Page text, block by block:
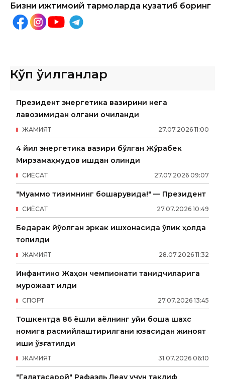
Бизни ижтимоий тармоқларда кузатиб боринг
Кўп ўқилганлар
Президент энергетика вазирини нега
лавозимидан олгани очиқланди
27.07.2026 11:00
ЖАМИЯТ
4 йил энергетика вазири бўлган Жўрабек
Мирзамаҳмудов ишдан олинди
27.07.2026 09:07
СИËСАТ
"Муаммо тизимнинг бошқарувида!" — Президент
27.07.2026 10:49
СИËСАТ
Бедарак йўқолган эркак ишхонасида ўлик ҳолда
топилди
28.07.2026 11:32
ЖАМИЯТ
Инфантино Жаҳон чемпионати танқидчиларига
мурожаат қилди
27.07.2026 13:45
СПОРТ
Тошкентда 86 ёшли аёлнинг уйи бошқа шахс
номига расмийлаштирилгани юзасидан жиноят
иши қўзғатилди
31.07.2026 06:10
ЖАМИЯТ
"Галатасарой" Рафаэль Леау учун таклиф